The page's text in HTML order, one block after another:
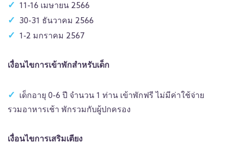
11-16 เมษายน 2566
30-31 ธันวาคม 2566
1-2 มกราคม 2567
เงื่อนไขการเข้าพักสำหรับเด็ก
เด็กอายุ 0-6 ปี จำนวน 1 ท่าน เข้าพักฟรี ไม่มีค่าใช้จ่าย
รวมอาหารเช้า พักรวมกับผู้ปกครอง
เงื่อนไขการเสริมเตียง